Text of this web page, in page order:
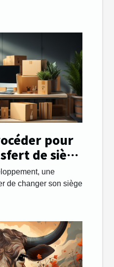
pour
de siège
?
une
de changer son siège